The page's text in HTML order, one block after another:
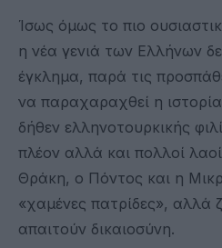
Ίσως όμως το πιο
η νέα γενιά των Ελλήνων
έγκλημα, παρά τις
να παραχαραχθεί η
δήθεν ελληνοτουρκικής
πλέον αλλά και πολλοί
Θράκη, ο Πόντος και η
«χαμένες πατρίδες», αλλά
απαιτούν δικαιοσύνη.